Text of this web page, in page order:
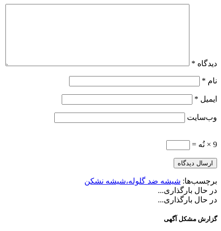
دیدگاه *
نام *
ایمیل *
وب‌سایت
9 × نُه =
برچسب‌ها: شیشه ضد گلوله،شیشه نشکن
در حال بارگذاری...
در حال بارگذاری...
گزارش مشکل آگهی